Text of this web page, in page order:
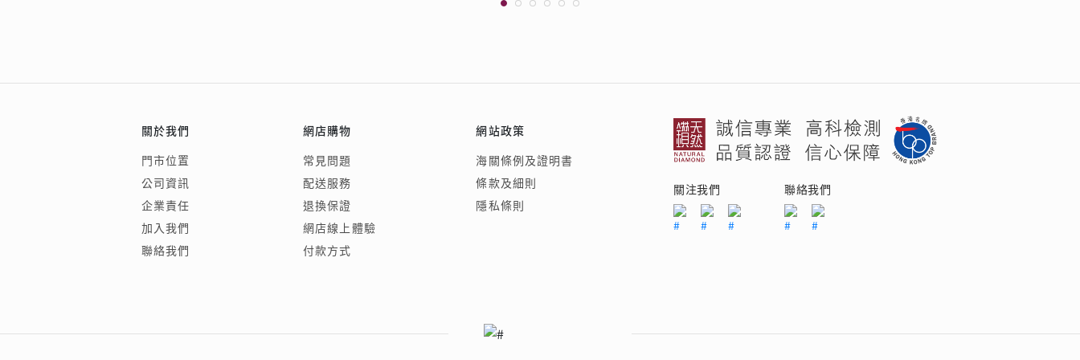
關於我們
門市位置
公司資訊
企業責任
加入我們
聯絡我們
網店購物
常見問題
配送服務
退換保證
網店線上體驗
付款方式
網站政策
海關條例及證明書
條款及細則
隱私條則
關注我們 聯絡我們